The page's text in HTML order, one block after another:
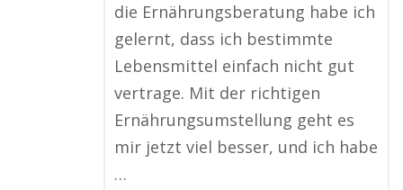
die Ernährungsberatung habe ich
gelernt, dass ich bestimmte
Lebensmittel einfach nicht gut
vertrage. Mit der richtigen
Ernährungsumstellung geht es
mir jetzt viel besser, und ich habe
…